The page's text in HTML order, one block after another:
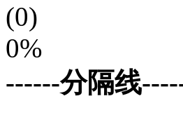
(0)
0%
------分隔线